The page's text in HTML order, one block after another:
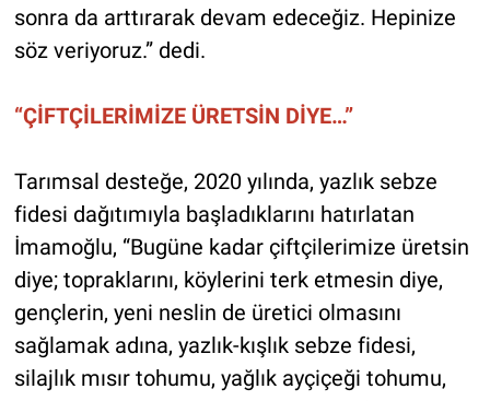
sonra da arttırarak devam edeceğiz. Hepinize
söz veriyoruz.” dedi.
“ÇİFTÇİLERİMİZE ÜRETSİN DİYE…”
Tarımsal desteğe, 2020 yılında, yazlık sebze
fidesi dağıtımıyla başladıklarını hatırlatan
İmamoğlu, “Bugüne kadar çiftçilerimize üretsin
diye; topraklarını, köylerini terk etmesin diye,
gençlerin, yeni neslin de üretici olmasını
sağlamak adına, yazlık-kışlık sebze fidesi,
silajlık mısır tohumu, yağlık ayçiçeği tohumu,